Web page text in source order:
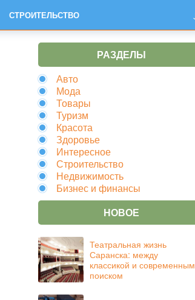
СТРОИТЕЛЬСТВО
РАЗДЕЛЫ
Авто
Мода
Товары
Туризм
Красота
Здоровье
Интересное
Строительство
Недвижимость
Бизнес и финансы
НОВОЕ
Театральная жизнь
Саранска: между
классикой и современным
поиском